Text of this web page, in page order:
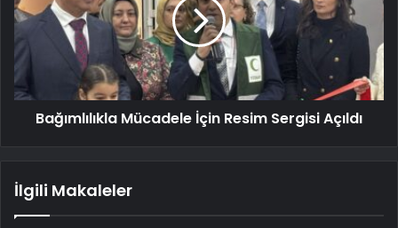
Bağımlılıkla Mücadele İçin Resim Sergisi Açıldı
İlgili Makaleler